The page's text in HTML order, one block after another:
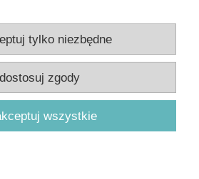
Kontakt
i bukoweHugon© 2026
tylko niezbędne
dostosuj zgody
wszystkie